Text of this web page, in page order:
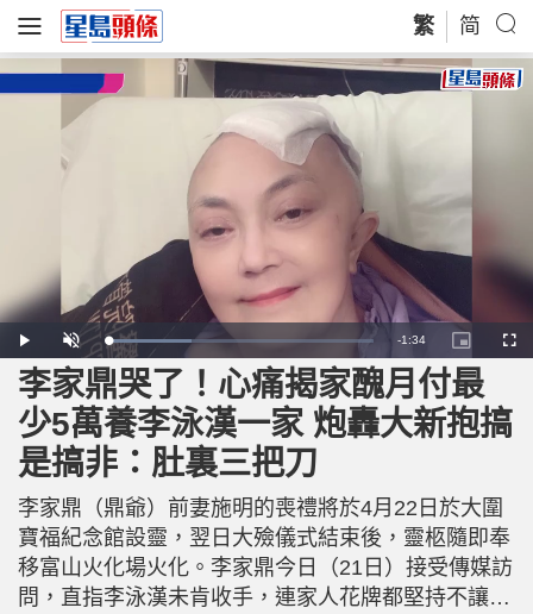
繁 简
P
l
a
y
U
n
m
u
t
e
L
o
a
d
e
d
:
3
1
7
0
R
e
m
n
n
-1:34
P
i
c
t
u
r
e
-
i
c
t
r
e
F
u
r
e
李家鼎哭了！心痛揭家醜月付最
少5萬養李泳漢一家 炮轟大新抱搞
是搞非：肚裏三把刀
李家鼎（鼎爺）前妻施明的喪禮將於4月22日於大圍
寶福紀念館設靈，翌日大殮儀式結束後，靈柩隨即奉
移富山火化場火化。李家鼎今日（21日）接受傳媒訪
問，直指李泳漢未肯收手，連家人花牌都堅持不讓弟